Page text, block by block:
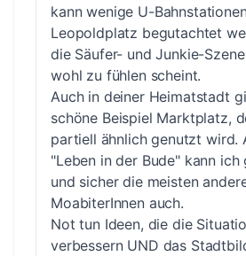
kann wenige U-
Leopoldplatz begutachtet
die Säufer- und Junkie-
wohl zu fühlen scheint.
Auch in deiner Heimatstadt
schöne Beispiel Marktplatz,
partiell ähnlich genutzt wird.
"Leben in der Bude" kann
und sicher die meisten
MoabiterInnen auch.
Not tun Ideen, die die
verbessern UND das